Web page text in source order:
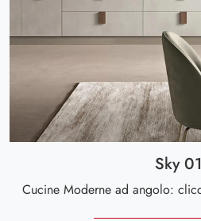
Sky 01